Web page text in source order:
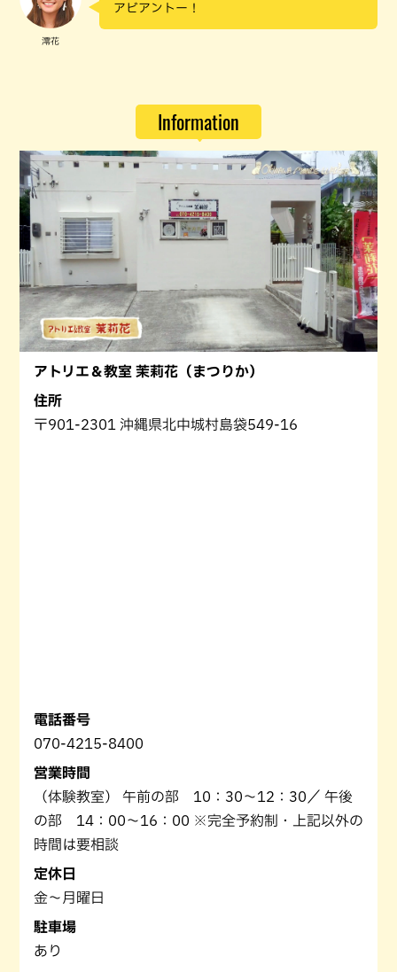
澪花
アビアントー！
Information
アトリエ＆教室 茉莉花（まつりか）
住所
〒901-2301 沖縄県北中城村島袋549-16
電話番号
070-4215-8400
営業時間
（体験教室） 午前の部 10：30～12：30／ 午後
の部 14：00～16：00 ※完全予約制・上記以外の
時間は要相談
定休日
金～月曜日
駐車場
あり